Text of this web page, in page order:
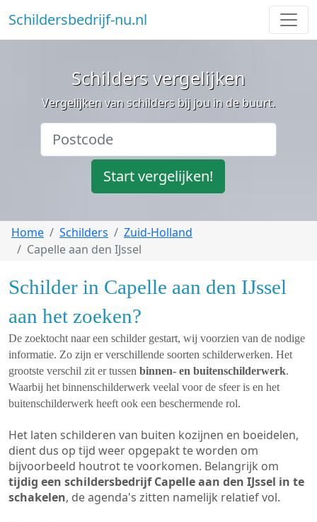
Schildersbedrijf-nu.nl
Schilders vergelijken
Vergelijken van schilders bij jou in de buurt.
Start vergelijken!
Home Schilders
Zuid-Holland
Capelle aan den IJssel
Schilder in Capelle aan den IJssel
aan het zoeken?
De zoektocht naar een schilder gestart, wij voorzien van de nodige
informatie. Zo zijn er verschillende soorten schilderwerken. Het
grootste verschil zit er tussen binnen- en buitenschilderwerk.
Waarbij het binnenschilderwerk veelal voor de sfeer is en het
buitenschilderwerk heeft ook een beschermende rol.
Het laten schilderen van buiten kozijnen en boeidelen,
dient dus op tijd weer opgepakt te worden om
bijvoorbeeld houtrot te voorkomen. Belangrijk om
tijdig een schildersbedrijf Capelle aan den IJssel in te
schakelen, de agenda's zitten namelijk relatief vol.